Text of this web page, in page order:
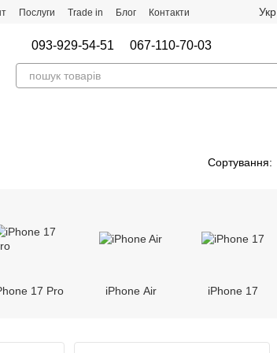
Послуги Trade in Блог Контакти Укр
093-929-54-51 067-110-70-03
Сортування:
17 Pro iPhone Air iPhone 17